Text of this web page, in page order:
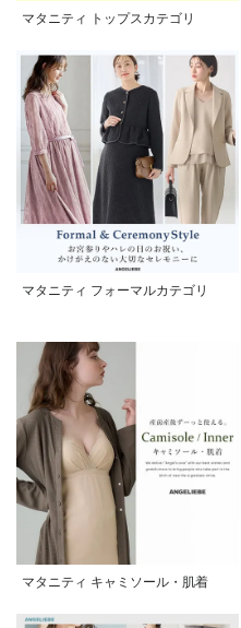
マタニティ トップスカテゴリ
マタニティ フォーマルカテゴリ
マタニティ キャミソール・肌着